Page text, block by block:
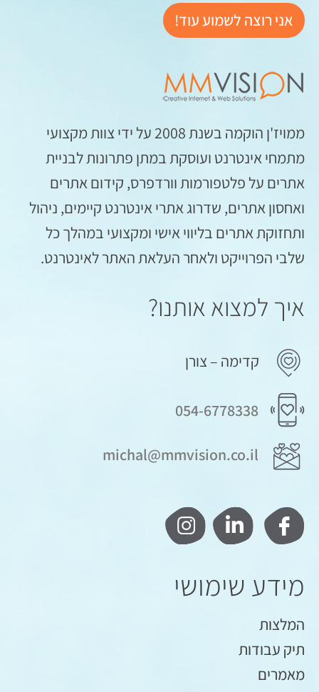
ממויז'ן הוקמה בשנת 2008 על ידי צוות מקצועי
מתמחי אינטרנט ועוסקת במתן פתרונות לבניית
אתרים על פלטפורמות וורדפרס, קידום אתרים
ואחסון אתרים, שדרוג אתרי אינטרנט קיימים, ניהול
ותחזוקת אתרים בליווי אישי ומקצועי במהלך כל
שלבי הפרוייקט ולאחר העלאת האתר לאינטרנט.
איך למצוא אותנו?
קדימה – צורן
054-6778338
michal@mmvision.co.il
מידע שימושי
המלצות
תיק עבודות
מאמרים